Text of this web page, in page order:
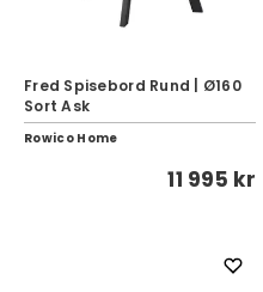
Fred Spisebord Rund | Ø160
Sort Ask
Rowico Home
11 995 kr